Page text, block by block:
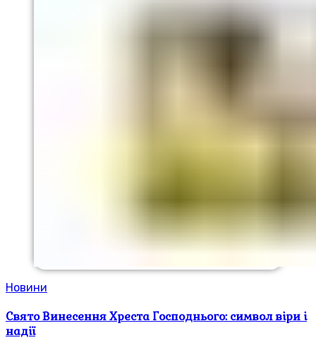
Новини
Свято Винесення Хреста Господнього: символ віри і
надії